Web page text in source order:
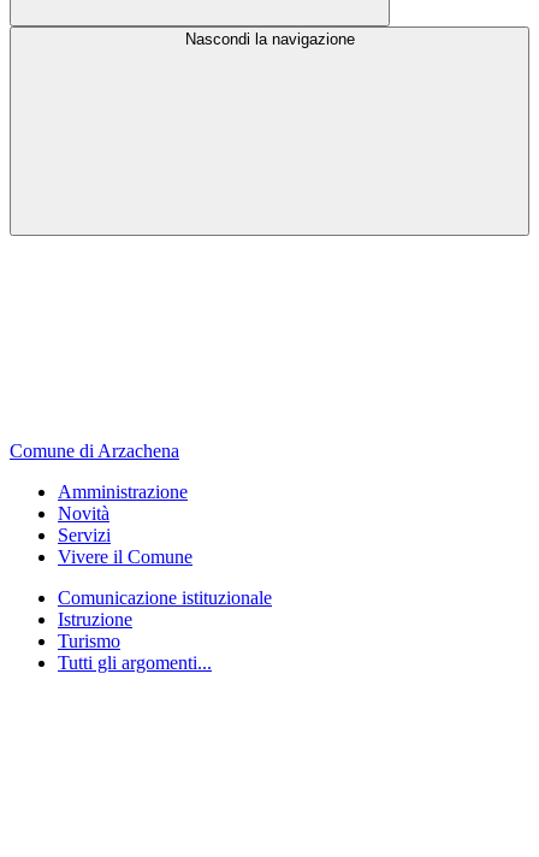
Nascondi la navigazione
Comune di Arzachena
Amministrazione
Novità
Servizi
Vivere il Comune
Comunicazione istituzionale
Istruzione
Turismo
Tutti gli argomenti...